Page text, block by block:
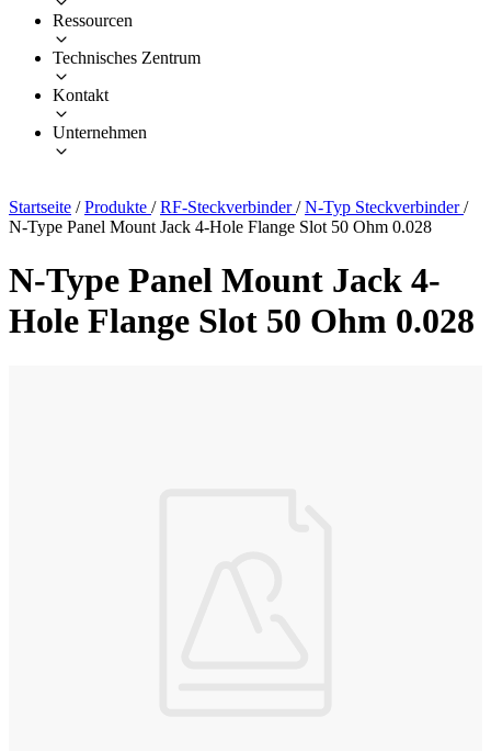
Ressourcen
Technisches Zentrum
Kontakt
Unternehmen
Startseite / Produkte / RF-Steckverbinder/ N-Typ Steckverbinder/
N-Type Panel Mount Jack 4-Hole Flange Slot 50 Ohm 0.028
N-Type Panel Mount Jack 4-
Hole Flange Slot 50 Ohm 0.028